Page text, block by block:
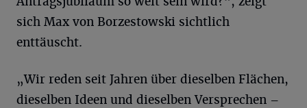
sich Max von Borzestowski sichtlich
enttäuscht.
„Wir reden seit Jahren über dieselben Flächen,
dieselben Ideen und dieselben Versprechen –